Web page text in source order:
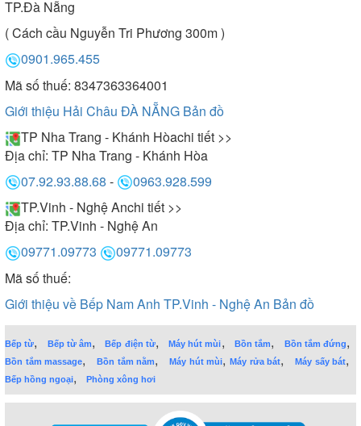
TP.Đà Nẵng
( Cách cầu Nguyễn Tri Phương 300m )
0901.965.455
Mã số thuế: 8347363364001
Giới thiệu Hải Châu ĐÀ NẴNG Bản đồ
TP Nha Trang - Khánh Hòachi tiết >>
Địa chỉ: TP Nha Trang - Khánh Hòa
07.92.93.88.68 -
0963.928.599
TP.Vinh - Nghệ Anchi tiết >>
Địa chỉ: TP.Vinh - Nghệ An
09771.09773
09771.09773
Mã số thuế:
Giới thiệu về Bếp Nam Anh TP.Vinh - Nghệ An Bản đồ
Bếp từ, Bếp từ âm,Bếp điện từ,Máy hút mùi, Bồn tắm, Bồn tắm đứng,
Bồn tắm massage,Bồn tắm nằm,Máy hút mùi,Máy rửa bát,Máy sấy bát,
Bếp hồng ngoại, Phòng xông hơi